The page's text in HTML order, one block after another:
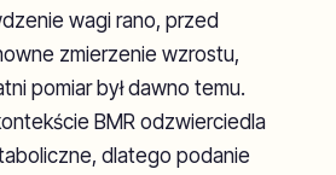
wagi rano, przed
zmierzenie wzrostu,
pomiar był dawno temu.
BMR odzwierciedla
dlatego podanie